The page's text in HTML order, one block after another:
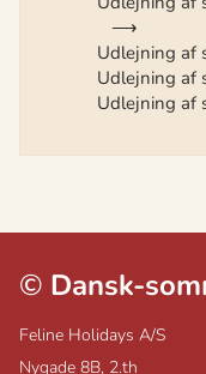
Udlejning af
Udlejning af
Udlejning af
© Dansk-
Feline Holidays A/S
Nygade 8B, 2.th